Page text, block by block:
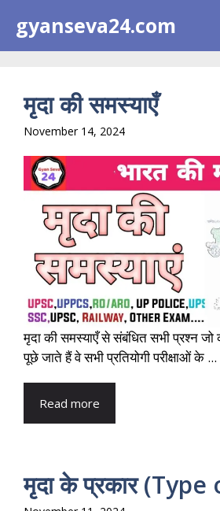
content
gyanseva24.com
मृदा की समस्याएँ
November 14, 2024
मृदा की समस्याएँ से संबंधित सभी प्रश्न जो
पूछे जाते हैं वे सभी प्रतियोगी परीक्षाओं के ...
Read more
मृदा के प्रकार